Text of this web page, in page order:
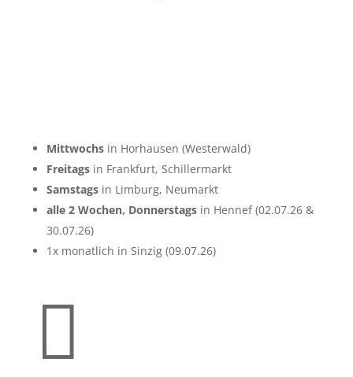
Mittwochsin Horhausen (Westerwald)
Freitagsin Frankfurt, Schillermarkt
Samstagsin Limburg, Neumarkt
alle 2 Wochen, Donnerstagsin Hennef (02.07.26 &
30.07.26)
1x monatlich in Sinzig (09.07.26)
